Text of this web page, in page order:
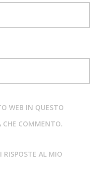
WEB IN QUESTO
CHE COMMENTO.
AL MIO